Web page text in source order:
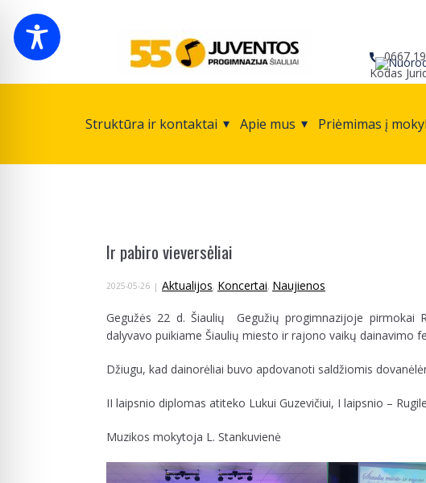
0667
Kodas
Struktūra ir kontaktai Apie mus Priėmimas į
Ir pabiro vieversėliai
2025-05-26 Aktualijos, Koncertai, Naujienos
Gegužės 22 d. Šiaulių Gegužių progimnazijoje pirmokai
dalyvavo puikiame Šiaulių miesto ir rajono vaikų dainavimo
Džiugu, kad dainorėliai buvo apdovanoti saldžiomis
II laipsnio diplomas atiteko Lukui Guzevičiui, I laipsnio –
Muzikos mokytoja L. Stankuvienė